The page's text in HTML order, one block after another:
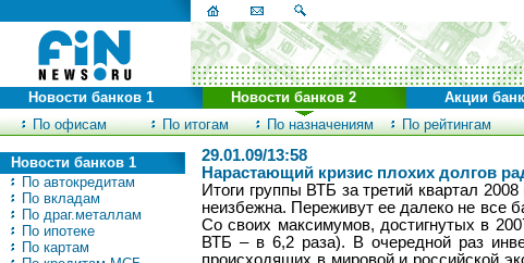
По офисам По итогам По назначениям По рейтингам
Новости банков 1 Новости банков 2 Акции
Новости банков 1
По автокредитам
По вкладам
По драг.металлам
По ипотеке
По картам
29.01.09/13:58
Нарастающий кризис плохих долгов
Итоги группы ВТБ за третий квартал
неизбежна. Переживут ее далеко не все
Со своих максимумов, достигнутых в
ВТБ – в 6,2 раза). В очередной раз